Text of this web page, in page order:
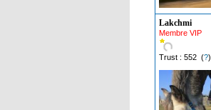
Lakchmi
Membre VIP
Trust : 552 (?)